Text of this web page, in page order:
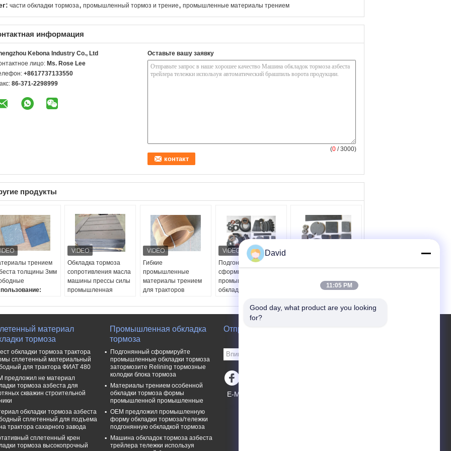
части обкладки тормоза, промышленный тормоз и трение, промышленные материалы трением
информация
Kebona Industry Co., Ltd
лицо: Ms. Rose Lee
+8617737133550
86-371-2298999
Оставьте вашу заявку
(0 / 3000)
продукты
трением
толщины 3мм
Доступно
масла:
3-60 мм
Обкладка тормоза
сопротивления масла
машины прессы силы
промышленная
Машина прессы силы,
машинное
оборудование, etc
Устойчивость масла:
Отлично.
3-35мм
Гибкие
промышленные
материалы трением
для тракторов
подъем крана
Толщина: 4-35мм
5m, 8m, 10m,
Бесплатные
образцы:Да, да.
Подгонянный
сформируйте
промышленные
обкладки тормоза
тормозные колодки
блока тормоза
Материал:
Керамическое
aramid, половинный
металл, etc
бесплатный образец:
Доступно
Форма:
тормоз Relining
материальные части
бесплатный образец:
материал
тормоза
обкладки тормоза трактора
сплетенный материальный
для трактора ФИАТ 480
предложил не материал
тормоза азбеста для
скважин строительной
обкладки тормоза азбеста
сплетенный для подъема
трактора сахарного завода
сплетенный крен
тормоза высокопрочный
Промышленная обкладка
тормоза
Подгонянный сформируйте
промышленные обкладки тормоза
затормозите Relining тормозные
колодки блока тормоза
Материалы трением особенной
обкладки тормоза формы
промышленной промышленные
OEM предложил промышленную
форму обкладки тормоза/тележки
подгонянную обкладкой тормоза
Машина обкладок тормоза азбеста
трейлера тележки используя
Отправить запрос
E-Mail
David
11:05 PM
Good day, what product are you looking
for?